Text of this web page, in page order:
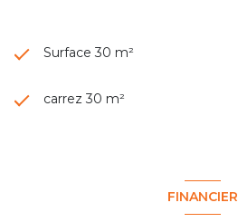
Surface 30 m²
carrez 30 m²
FINANCIER